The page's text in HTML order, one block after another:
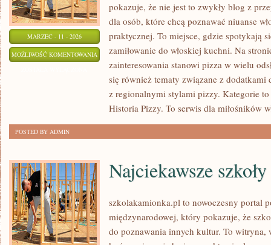
MARZEC - 11 - 2026
MOŻLIWOŚĆ KOMENTOWANIA FAKTY
MITY
PIZZY
pokazuje, że nie jest to zwykły blog z
dla osób, które chcą poznawać niuanse
praktycznej. To miejsce, gdzie spotykają
zamiłowanie do włoskiej kuchni. Na
zainteresowania stanowi pizza w wielu
się również tematy związane z dodatkami
z regionalnymi stylami pizzy. Kategorie
Historia Pizzy. To serwis dla miłośników
POSTED BY ADMIN
Najciekawsze
szkolakamionka.pl to nowoczesny portal
międzynarodowej, który pokazuje, że
do poznawania innych kultur. To